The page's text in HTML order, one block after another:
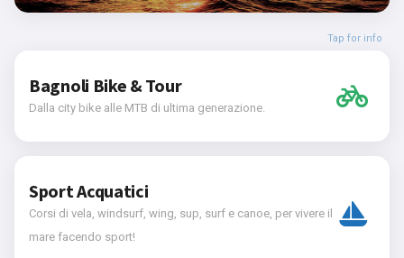
Tap for info
Bagnoli Bike & Tour
Dalla city bike alle MTB di ultima generazione.
Sport Acquatici
Corsi di vela, windsurf, wing, sup, surf e canoe, per vivere il
mare facendo sport!